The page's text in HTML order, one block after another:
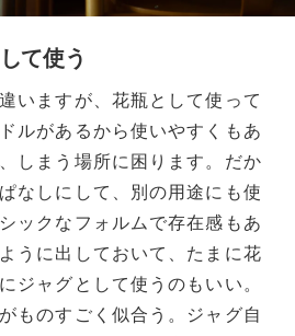
て使う
いますが、花瓶として使って
ルがあるから使いやすくもあ
しまう場所に困ります。だか
なしにして、別の用途にも使
ックなフォルムで存在感もあ
うに出しておいて、たまに花
ジャグとして使うのもいい。
ものすごく似合う。ジャグ自